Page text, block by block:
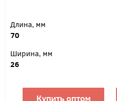
Длина, мм
70
Ширина, мм
26
Купить оптом